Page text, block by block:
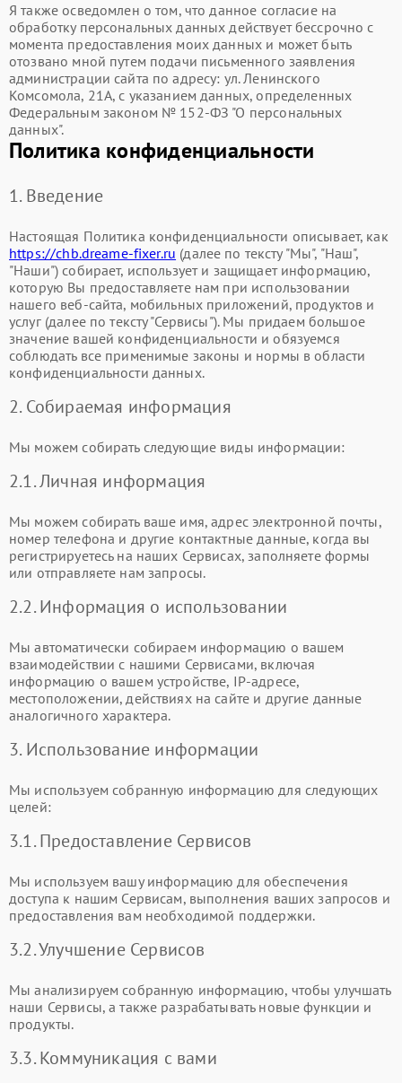
Я также осведомлен о том, что данное согласие на
обработку персональных данных действует бессрочно с
момента предоставления моих данных и может быть
отозвано мной путем подачи письменного заявления
администрации сайта по адресу: ул. Ленинского
Комсомола, 21А, с указанием данных, определенных
Федеральным законом № 152-ФЗ "О персональных
данных".
Политика конфиденциальности
1. Введение
Настоящая Политика конфиденциальности описывает, как
https://chb.dreame-fixer.ru (далее по тексту "Мы", "Наш",
"Наши") собирает, использует и защищает информацию,
которую Вы предоставляете нам при использовании
нашего веб-сайта, мобильных приложений, продуктов и
услуг (далее по тексту "Сервисы"). Мы придаем большое
значение вашей конфиденциальности и обязуемся
соблюдать все применимые законы и нормы в области
конфиденциальности данных.
2. Собираемая информация
Мы можем собирать следующие виды информации:
2.1. Личная информация
Мы можем собирать ваше имя, адрес электронной почты,
номер телефона и другие контактные данные, когда вы
регистрируетесь на наших Сервисах, заполняете формы
или отправляете нам запросы.
2.2. Информация о использовании
Мы автоматически собираем информацию о вашем
взаимодействии с нашими Сервисами, включая
информацию о вашем устройстве, IP-адресе,
местоположении, действиях на сайте и другие данные
аналогичного характера.
3. Использование информации
Мы используем собранную информацию для следующих
целей:
3.1. Предоставление Сервисов
Мы используем вашу информацию для обеспечения
доступа к нашим Сервисам, выполнения ваших запросов и
предоставления вам необходимой поддержки.
3.2. Улучшение Сервисов
Мы анализируем собранную информацию, чтобы улучшать
наши Сервисы, а также разрабатывать новые функции и
продукты.
3.3. Коммуникация с вами